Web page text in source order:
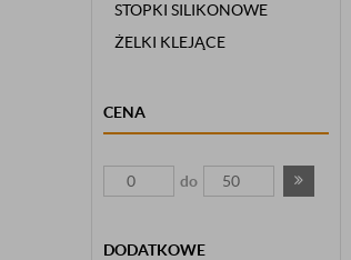
STOPKI SILIKONOWE
ŻELKI KLEJĄCE
CENA
do
DODATKOWE